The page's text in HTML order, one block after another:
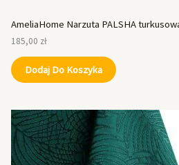
AmeliaHome Narzuta PALSHA
185,00 zł
Dodaj Do Koszyka